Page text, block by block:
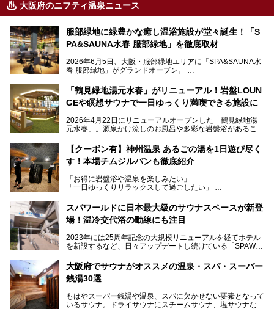
大阪府のニフティ温泉ニュース
服部緑地に緑豊かな癒し温浴施設が堂々誕生！「S
PA&SAUNA水春 服部緑地」を徹底取材
2026年6月5日、大阪・服部緑地エリアに「SPA&SAUNA水
春 服部緑地」がグランドオープン。
当初の計画から約5年の時を経て誕生した本施設は、温泉・
サウナ・岩盤浴・フィットネス・ラウンジ・レストランなど
を融合した、これまでの“水春”のイメージをさらに進化させ
今回はオープン前の内覧会に参加し、館内のこだわりポイン
サウナー注目の3種のサウナや160cmの深水風呂、没入感の
高い岩盤浴エリア、日本最大の台数を誇る最新AIフィットネ
スマシンなど、見どころ満載の館内を詳しくご紹介します。
「鶴見緑地湯元水春」がリニューアル！岩盤LOUN
GEや瞑想サウナで一日ゆっくり満喫できる施設に
2026年4月22日にリニューアルオープンした「鶴見緑地湯
元水春」。源泉かけ流しのお風呂や多彩な岩盤浴があること
に“一日中くつろげる場所”としてパワーアップしています。
今回のリニューアルでは、新たに登場した瞑想サウナをはじ
見どころが盛りだくさん。日常の疲れを癒やしたい方はもち
ろん、休日にゆったり過ごしたい方にもぴったりの内容とな
本記事では、そんなリニューアル後の注目ポイントを詳しく
紹介します。これから「鶴見緑地湯元水春」に訪れる方や、
い。
【クーポン有】神州温泉 あるごの湯を1日遊び尽く
す！本場チムジルバンも徹底紹介
「お得に岩盤浴や温泉を楽しみたい」
「一日ゆっくりリラックスして過ごしたい」
利用できる「神州温泉 あるごの湯」です。
あるごの湯は、大阪府豊中市にある日帰り温浴施設で、阪急
チムジルバン（岩盤浴）を中心に、発汗・リラックス・漫画
タイムまで満喫できる長時間滞在型の施設なので、一日中ゆ
る迫力ある熱波パフォーマンスも毎日行われており、“とと
のう”体験をしっかり楽しめるのもポイントです。
ケやボウリングといった遊び場もあり、友人同士やカップル
で“遊び+癒し”の一日を過ごすのにもぴったり。
スパワールドに日本最大級のサウナスペースが新登
場！温冷交代浴の動線にも注目
2023年には25周年記念の大規模リニューアルを経てホテル
を新設するなど、日々アップデートし続けている「SPAWO
そんなスパワールドが2025年11月15日（土）に、新たな浴
室や日本最大級140人収容の大規模サウナを携えてリニュー
アルオープン！浴室である4F・6Fそれぞれにリニューアル
大規模リニューアルの全容を確認すべく、リニューアルプレ
オープンイベントに行ってきました！今回はそのリニューア
大阪府でサウナがオススメの温泉・スパ・スーパー
銭湯30選
もはやスーパー銭湯や温泉、スパに欠かせない要素となって
いるサウナ。ドライサウナにスチームサウナ、塩サウナな